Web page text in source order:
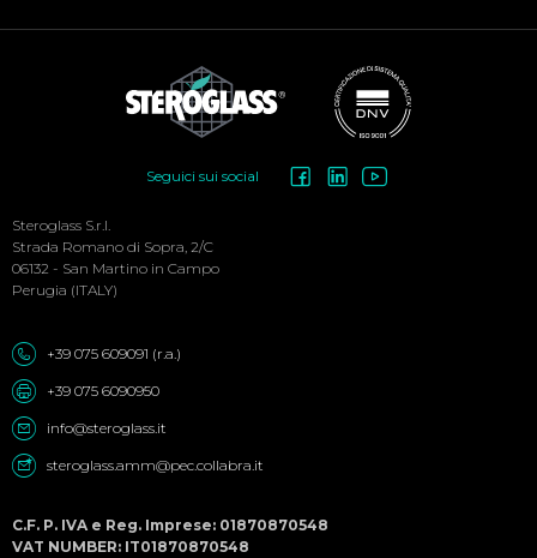
Menu
Seguici sui social
Steroglass S.r.l.
Strada Romano di Sopra, 2/C
06132 - San Martino in Campo
Perugia (ITALY)
+39 075 609091 (r.a.)
+39 075 6090950
info@steroglass.it
steroglass.amm@pec.collabra.it
C.F. P. IVA e Reg. Imprese: 01870870548
VAT NUMBER: IT01870870548